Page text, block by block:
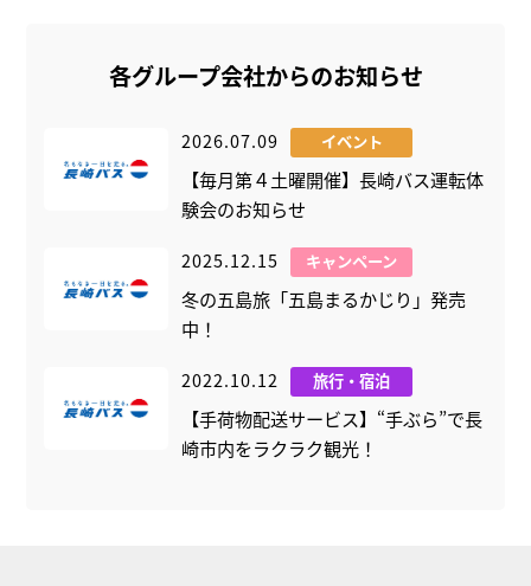
各グループ会社からのお知らせ
2026.07.09 イベント
【毎月第４土曜開催】長崎バス運転体
験会のお知らせ
2025.12.15 キャンペーン
冬の五島旅「五島まるかじり」発売
中！
2022.10.12 旅行・宿泊
【手荷物配送サービス】“手ぶら”で長
崎市内をラクラク観光！